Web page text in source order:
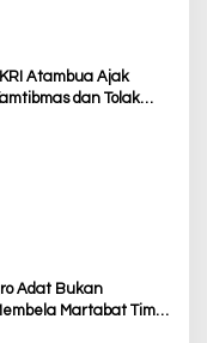
Atambua Ajak
dan Tolak
Adat Bukan
Martabat Timor